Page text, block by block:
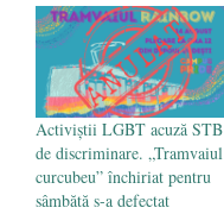
Activiștii LGBT acuză STB
de discriminare. „Tramvaiul
curcubeu” închiriat pentru
sâmbătă s-a defectat